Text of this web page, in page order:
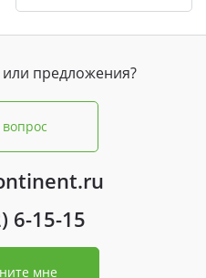
предложения?
6-15-15
мне